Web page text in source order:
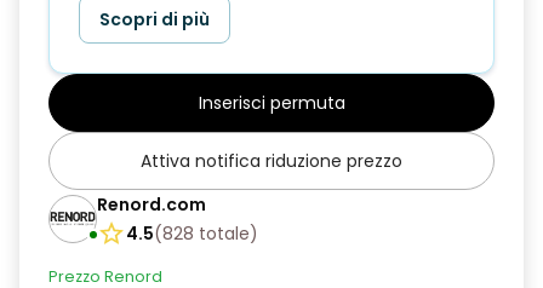
Scopri di più
Inserisci permuta
Attiva notifica riduzione prezzo
Renord.com
4.5(828 totale)
Prezzo Renord